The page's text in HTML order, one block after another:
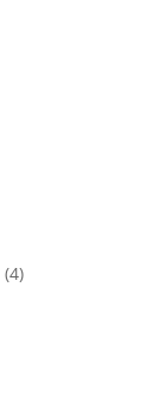
(4)